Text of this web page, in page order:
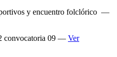
y encuentro folclórico —
convocatoria 09 — Ver